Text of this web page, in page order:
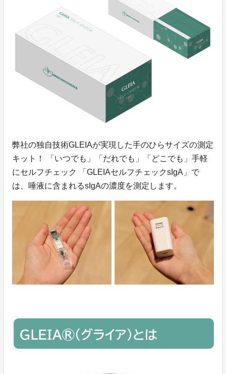
弊社の独自技術GLEIAが実現した手のひらサイズの測定
キット！ 「いつでも」「だれでも」「どこでも」手軽
にセルフチェック 「GLEIAセルフチェックsIgA」で
は、唾液に含まれるsIgAの濃度を測定します。